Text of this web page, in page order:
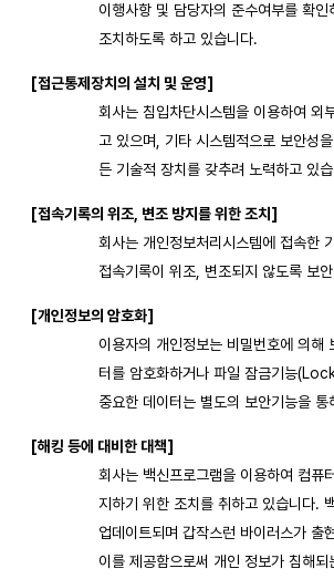
이행사항 및 담당자의 준수여부를 확
조치하도록 하고 있습니다.
[접근통제장치의 설치 및 운영]
회사는 침입차단시스템을 이용하여 외
고 있으며, 기타 시스템적으로 보안성
든 기술적 장치를 갖추려 노력하고 있
[접속기록의 위조, 변조 방지를 위한 조치]
회사는 개인정보처리시스템에 접속한
접속기록이 위조, 변조되지 않도록 보
[개인정보의 암호화]
이용자의 개인정보는 비밀번호에 의해
터를 암호화하거나 파일 잠금기능
중요한 데이터는 별도의 보안기능을
[해킹 등에 대비한 대책]
회사는 백신프로그램을 이용하여 컴퓨
지하기 위한 조치를 취하고 있습니다.
업데이트되며 갑작스런 바이러스가 출
이를 제공함으로써 개인 정보가 침해